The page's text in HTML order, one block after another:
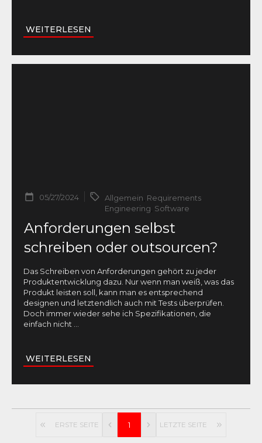
WEITERLESEN
05/27/2024 Allgemein Requirements
Engineering Software
Anforderungen selbst
schreiben oder outsourcen?
Das Schreiben von Anforderungen gehört zu jeder
Produktentwicklung dazu. Nur wenn man weiß, was das
Produkt leisten soll, kann man es entsprechend
designen und letztendlich auch mit Tests überprüfen.
Doch immer wieder sehe ich Spezifikationen, die
einfach nicht
WEITERLESEN
ERSTE SEITE 1 LETZTE SEITE